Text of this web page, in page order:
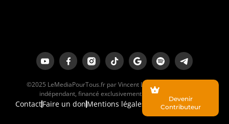
©2025 LeMediaPourTous.fr par Vincent Lapierre est un média
indépendant, financé exclusivement par ses lecteurs.
ContactFaire un don Mentions légales
Devenir
Contributeur